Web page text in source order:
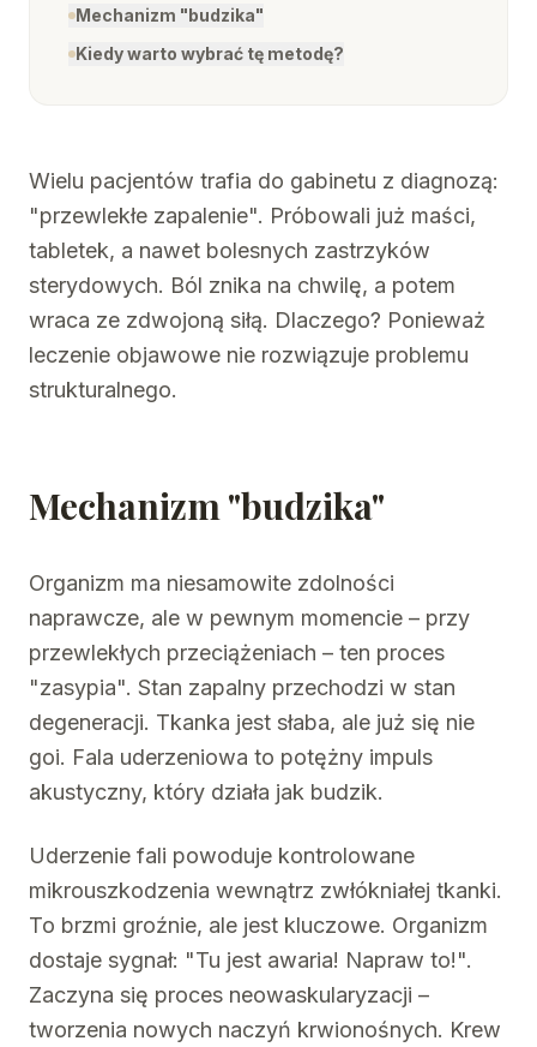
Mechanizm "budzika"
Kiedy warto wybrać tę metodę?
Wielu pacjentów trafia do gabinetu z diagnozą:
"przewlekłe zapalenie". Próbowali już maści,
tabletek, a nawet bolesnych zastrzyków
sterydowych. Ból znika na chwilę, a potem
wraca ze zdwojoną siłą. Dlaczego? Ponieważ
leczenie objawowe nie rozwiązuje problemu
strukturalnego.
Mechanizm "budzika"
Organizm ma niesamowite zdolności
naprawcze, ale w pewnym momencie – przy
przewlekłych przeciążeniach – ten proces
"zasypia". Stan zapalny przechodzi w stan
degeneracji. Tkanka jest słaba, ale już się nie
goi. Fala uderzeniowa to potężny impuls
akustyczny, który działa jak budzik.
Uderzenie fali powoduje kontrolowane
mikrouszkodzenia wewnątrz zwłókniałej tkanki.
To brzmi groźnie, ale jest kluczowe. Organizm
dostaje sygnał: "Tu jest awaria! Napraw to!".
Zaczyna się proces neowaskularyzacji –
tworzenia nowych naczyń krwionośnych. Krew